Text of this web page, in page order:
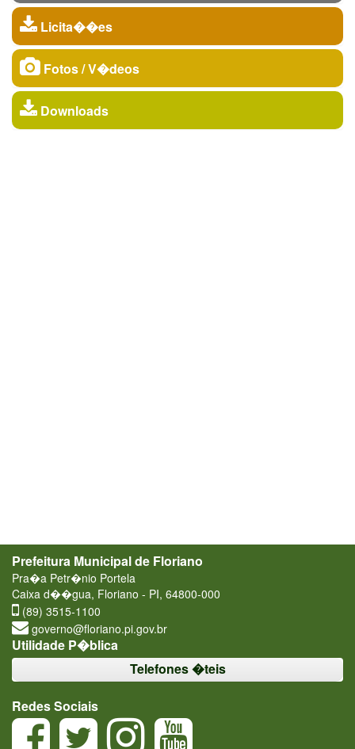
Licita��es
Fotos / V�deos
Downloads
Prefeitura Municipal de Floriano
Pra�a Petr�nio Portela
Caixa d��gua, Floriano - PI, 64800-000
(89) 3515-1100
governo@floriano.pi.gov.br
Utilidade P�blica
Telefones �teis
Redes Sociais